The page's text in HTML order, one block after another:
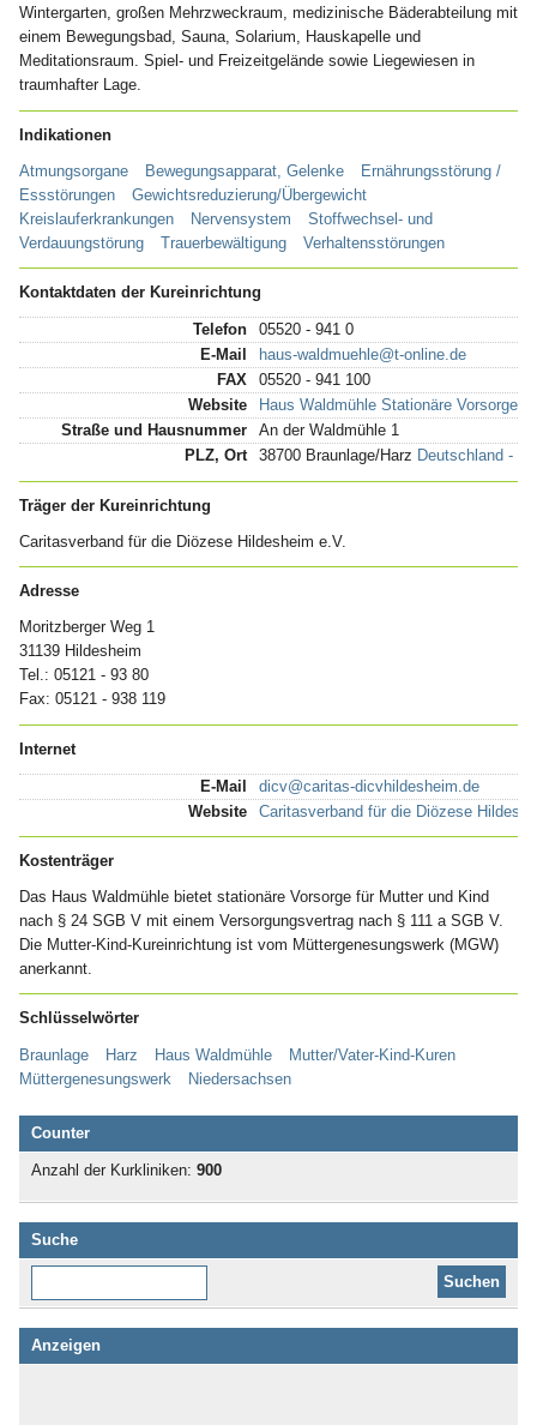
Wintergarten, großen Mehrzweckraum, medizinische Bäderabteilung mit
einem Bewegungsbad, Sauna, Solarium, Hauskapelle und
Meditationsraum. Spiel- und Freizeitgelände sowie Liegewiesen in
traumhafter Lage.
Indikationen
Atmungsorgane Bewegungsapparat, Gelenke
Ernährungsstörung /
Essstörungen
Gewichtsreduzierung/Übergewicht
Kreislauferkrankungen
Nervensystem
Stoffwechsel- und
Verdauungstörung
Trauerbewältigung Verhaltensstörungen
Kontaktdaten der Kureinrichtung
Telefon
05520 - 941 0
E-Mail
haus-waldmuehle@t-online.de
FAX
05520 - 941 100
Website
Haus Waldmühle Stationäre Vorsorge
Straße und Hausnummer
An der Waldmühle 1
PLZ, Ort
38700 Braunlage/Harz Deutschland -
Träger der Kureinrichtung
Caritasverband für die Diözese Hildesheim e.V.
Adresse
Moritzberger Weg 1
31139 Hildesheim
Tel.: 05121 - 93 80
Fax: 05121 - 938 119
Internet
E-Mail
dicv@caritas-dicvhildesheim.de
Website
Caritasverband für die Diözese
Kostenträger
Das Haus Waldmühle bietet stationäre Vorsorge für Mutter und Kind
nach § 24 SGB V mit einem Versorgungsvertrag nach § 111 a SGB V.
Die Mutter-Kind-Kureinrichtung ist vom Müttergenesungswerk (MGW)
anerkannt.
Schlüsselwörter
Braunlage Harz Haus Waldmühle
Mutter/Vater-Kind-Kuren
Müttergenesungswerk
Niedersachsen
Counter
Anzahl der Kurkliniken: 900
Suche
Anzeigen